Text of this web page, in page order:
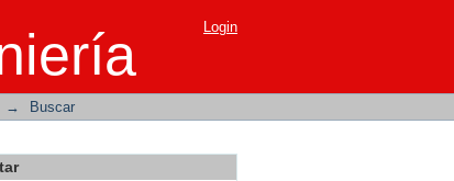
Login
→ Buscar